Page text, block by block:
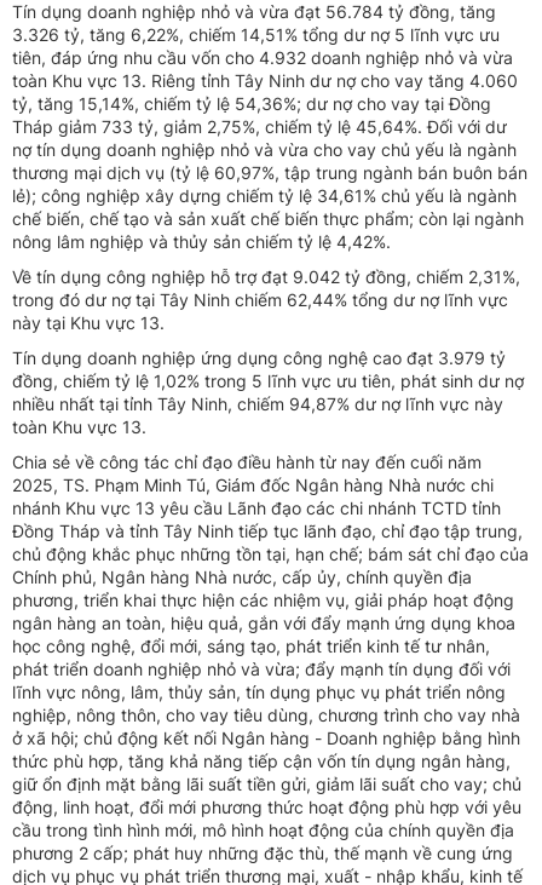
Tín dụng doanh nghiệp nhỏ và vừa đạt 56.784 tỷ đồng, tăng
3.326 tỷ, tăng 6,22%, chiếm 14,51% tổng dư nợ 5 lĩnh vực ưu
tiên, đáp ứng nhu cầu vốn cho 4.932 doanh nghiệp nhỏ và vừa
toàn Khu vực 13. Riêng tỉnh Tây Ninh dư nợ cho vay tăng 4.060
tỷ, tăng 15,14%, chiếm tỷ lệ 54,36%; dư nợ cho vay tại Đồng
Tháp giảm 733 tỷ, giảm 2,75%, chiếm tỷ lệ 45,64%. Đối với dư
nợ tín dụng doanh nghiệp nhỏ và vừa cho vay chủ yếu là ngành
thương mại dịch vụ (tỷ lệ 60,97%, tập trung ngành bán buôn bán
lẻ); công nghiệp xây dựng chiếm tỷ lệ 34,61% chủ yếu là ngành
chế biến, chế tạo và sản xuất chế biến thực phẩm; còn lại ngành
nông lâm nghiệp và thủy sản chiếm tỷ lệ 4,42%.
Về tín dụng công nghiệp hỗ trợ đạt 9.042 tỷ đồng, chiếm 2,31%,
trong đó dư nợ tại Tây Ninh chiếm 62,44% tổng dư nợ lĩnh vực
này tại Khu vực 13.
Tín dụng doanh nghiệp ứng dụng công nghệ cao đạt 3.979 tỷ
đồng, chiếm tỷ lệ 1,02% trong 5 lĩnh vực ưu tiên, phát sinh dư nợ
nhiều nhất tại tỉnh Tây Ninh, chiếm 94,87% dư nợ lĩnh vực này
toàn Khu vực 13.
Chia sẻ về công tác chỉ đạo điều hành từ nay đến cuối năm
2025, TS. Phạm Minh Tú, Giám đốc Ngân hàng Nhà nước chi
nhánh Khu vực 13 yêu cầu Lãnh đạo các chi nhánh TCTD tỉnh
Đồng Tháp và tỉnh Tây Ninh tiếp tục lãnh đạo, chỉ đạo tập trung,
chủ động khắc phục những tồn tại, hạn chế; bám sát chỉ đạo của
Chính phủ, Ngân hàng Nhà nước, cấp ủy, chính quyền địa
phương, triển khai thực hiện các nhiệm vụ, giải pháp hoạt động
ngân hàng an toàn, hiệu quả, gắn với đẩy mạnh ứng dụng khoa
học công nghệ, đổi mới, sáng tạo, phát triển kinh tế tư nhân,
phát triển doanh nghiệp nhỏ và vừa; đẩy mạnh tín dụng đối với
lĩnh vực nông, lâm, thủy sản, tín dụng phục vụ phát triển nông
nghiệp, nông thôn, cho vay tiêu dùng, chương trình cho vay nhà
ở xã hội; chủ động kết nối Ngân hàng - Doanh nghiệp bằng hình
thức phù hợp, tăng khả năng tiếp cận vốn tín dụng ngân hàng,
giữ ổn định mặt bằng lãi suất tiền gửi, giảm lãi suất cho vay; chủ
động, linh hoạt, đổi mới phương thức hoạt động phù hợp với yêu
cầu trong tình hình mới, mô hình hoạt động của chính quyền địa
phương 2 cấp; phát huy những đặc thù, thế mạnh về cung ứng
dịch vụ phục vụ phát triển thương mại, xuất - nhập khẩu, kinh tế